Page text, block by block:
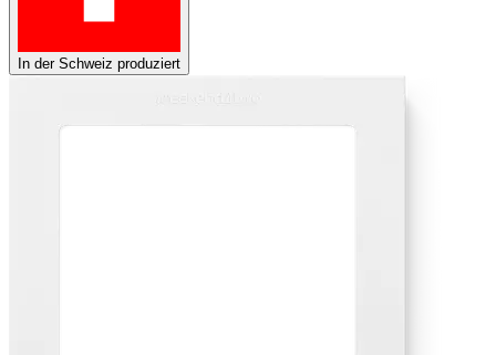
In der Schweiz produziert